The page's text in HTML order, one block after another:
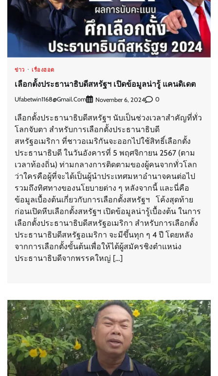
ข่าว เรื่องฮอต
เลือกตั้งประธานาธิบดีสหรัฐฯ เปิดข้อมูลน่ารู้ แคนดิเดต
Ufabetwin1168@gmail.com November 6, 2024 0
เลือกตั้งประธานาธิบดีสหรัฐฯ นับเป็นช่วงเวลาสำคัญที่ทั่ว
โลกจับตา สำหรับการเลือกตั้งประธานาธิบดี
สหรัฐอเมริกา ที่ชาวอเมริกันจะออกไปใช้สิทธิ์เลือกตั้ง
ประธานาธิบดี ในวันอังคารที่ 5 พฤศจิกายน 2567 (ตาม
เวลาท้องถิ่น) ท่ามกลางการติดตามของผู้คนจากทั่วโลก
ว่าใครคือผู้ที่จะได้เป็นผู้นำประเทศมหาอำนาจคนต่อไป
รวมถึงทิศทางของนโยบายต่าง ๆ หลังจากนี้ และนี่คือ
ข้อมูลเบื้องต้นเกี่ยวกับการเลือกตั้งสหรัฐฯ โค้งสุดท้าย
ก่อนเปิดหีบเลือกตั้งสหรัฐฯ เปิดข้อมูลน่ารู้เบื้องต้น ในการ
เลือกตั้งประธานาธิบดีสหรัฐอเมริกา สำหรับการเลือกตั้ง
ประธานาธิบดีสหรัฐอเมริกา จะมีขึ้นทุก ๆ 4 ปี โดยหลัง
จากการเลือกตั้งขั้นต้นเพื่อให้ได้ผู้สมัครชิงตำแหน่ง
ประธานาธิบดีจากพรรคใหญ่ […]